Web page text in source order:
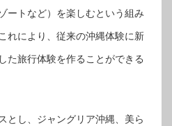
ートなど）を楽しむという組み
れにより、従来の沖縄体験に新
た旅行体験を作ることができる
とし、ジャングリア沖縄、美ら